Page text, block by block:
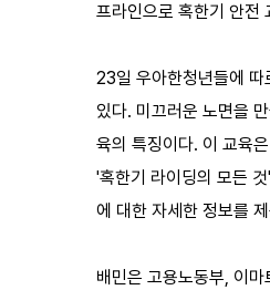
프라인으로 혹한기 안전
23일 우아한청년들에 따
있다. 미끄러운 노면을
육의 특징이다. 이 교육
'혹한기 라이딩의 모든
에 대한 자세한 정보를
배민은 고용노동부, 이